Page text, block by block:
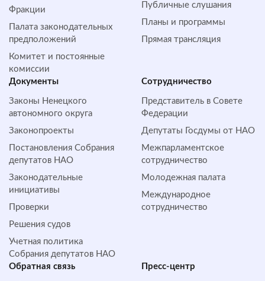
Фракции
Палата законодательных
предположений
Комитет и постоянные
комиссии
Публичные слушания
Планы и программы
Прямая трансляция
Документы
Законы Ненецкого
автономного округа
Законопроекты
Постановления Собрания
депутатов НАО
Законодательные
инициативы
Проверки
Решения судов
Учетная политика
Собрания депутатов НАО
Сотрудничество
Представитель в Совете
Федерации
Депутаты Госдумы от НАО
Межпарламентское
сотрудничество
Молодежная палата
Международное
сотрудничество
Обратная cвязь Пресс-центр